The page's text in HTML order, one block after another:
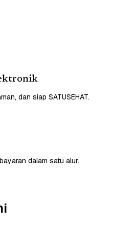
dan siap SATUSEHAT.
dalam satu alur.